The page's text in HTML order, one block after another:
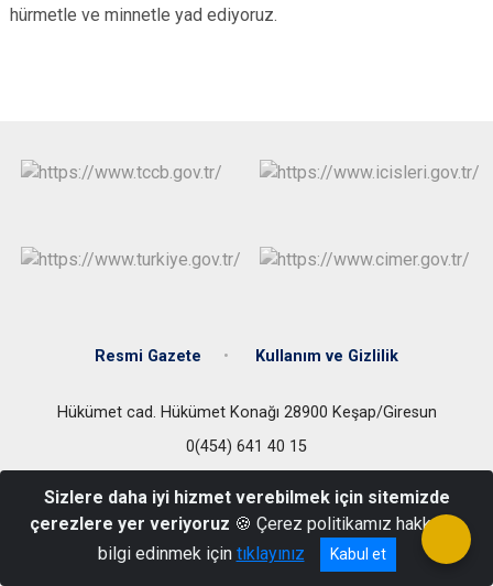
Eynesil
hürmetle ve minnetle yad ediyoruz.
Resmi Gazete Kullanım ve Gizlilik
Hükümet cad. Hükümet Konağı 28900 Keşap/Giresun
0(454) 641 40 15
Sizlere daha iyi hizmet verebilmek için sitemizde
çerezlere yer veriyoruz 🍪 Çerez politikamız hakkında
bilgi edinmek için tıklayınız Kabul et